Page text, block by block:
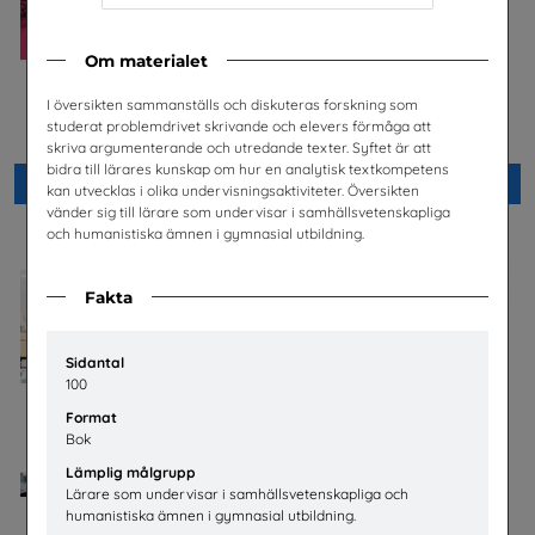
Fakta
Sidantal
100
Format
Bok
Lämplig målgrupp
Lärare som undervisar i samhällsvetenskapliga och
humanistiska ämnen i gymnasial utbildning.
Om materialet
I översikten sammanställs och diskuteras forskning som
studerat problemdrivet skrivande och elevers förmåga att
skriva argumenterande och utredande texter. Syftet är att
bidra till lärares kunskap om hur en analytisk textkompetens
kan utvecklas i olika undervisningsaktiviteter. Översikten
vänder sig till lärare som undervisar i samhällsvetenskapliga
och humanistiska ämnen i gymnasial utbildning.
Säkra svar om hiv
Riksförbundet Noaks Ark
Beställ 0kr
Checklista för undervisning
om pornografi
Unizon
Beställ 0kr